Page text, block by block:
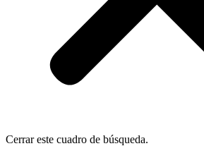
Cerrar este cuadro de búsqueda.